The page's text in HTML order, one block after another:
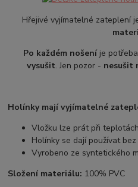
Hřejivé vyjímatelné zateplení
Po každém nošení je
vysušit. Jen pozor - nesušit
Holínky mají vyjímatelné
Vložku lze prát při
Holínky se dají používat bez
Vyrobeno ze syntetického
Složení materiálu: 100% PVC